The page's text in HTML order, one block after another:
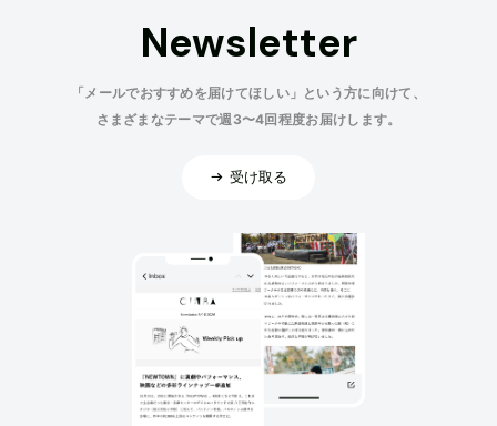
Newsletter
「メールでおすすめを届けてほしい」という方に向けて、
さまざまなテーマで週3〜4回程度お届けします。
受け取る